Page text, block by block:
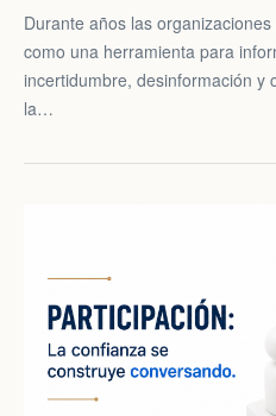
Durante años las
como una herramienta para
incertidumbre, desinformación y
la…